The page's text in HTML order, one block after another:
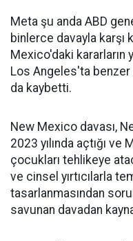
Meta şu anda ABD
binlerce davayla karşı
Mexico'daki kararların
Los Angeles'ta benzer
da kaybetti.
New Mexico davası,
2023 yılında açtığı ve
çocukları tehlikeye
ve cinsel yırtıcılarla
tasarlanmasından
savunan davadan